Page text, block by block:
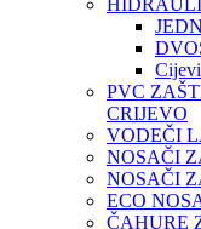
Cijevi
PVC
CRIJEVO
VODEČI
NOSAČI
NOSAČI
ECO
ČAHURE